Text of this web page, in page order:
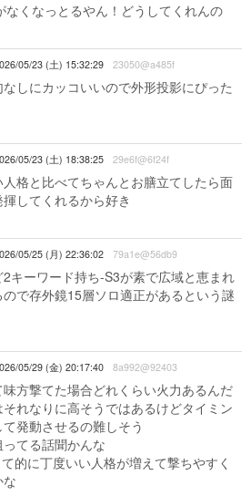
なくなっとるやん！どうしてくれんの
05/23 (土) 15:32:29 23050@a485f
しにカッコいいので外形投影にぴった
05/23 (土) 18:38:25 29e6f@6f24f
格と比べてちゃんとお膳立てしたら面
してくれるから好き
05/25 (月) 22:36:02 79a1e@56db9
キーワード持ち-S3が素で広域と恵まれ
で存外鏡15層ソロ適正があるという謎
05/29 (金) 20:17:40 8a992@92403
方撃てた場合どれくらい火力あるんだ
れなりに高そうではあるけどタイミン
発動させるの難しそう
てる話聞かんな
的に丁度いい人格が増えて撃ちやすく